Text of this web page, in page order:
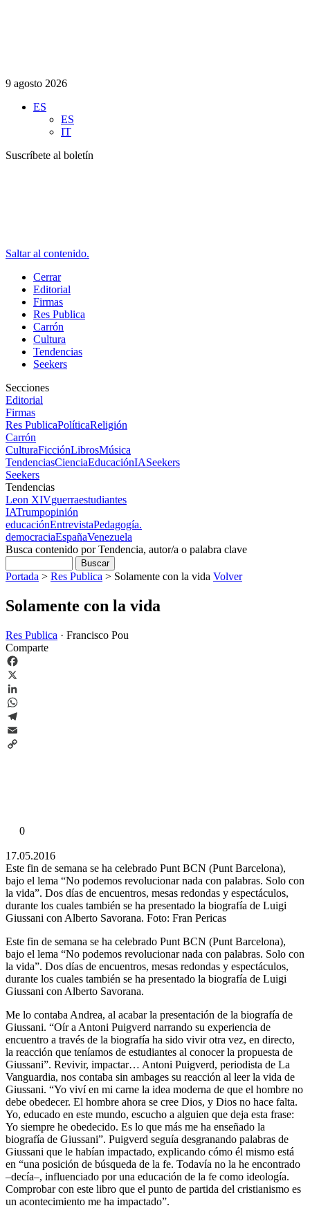
9 agosto 2026
ES
ES
IT
Suscríbete al boletín
Saltar al contenido.
Cerrar
Editorial
Firmas
Res Publica
Carrón
Cultura
Tendencias
Seekers
Secciones
Editorial
Firmas
Res PublicaPolíticaReligión
Carrón
CulturaFicciónLibrosMúsica
TendenciasCienciaEducaciónIASeekers
Seekers
Tendencias
Leon XIVguerraestudiantes
IATrumpopinión
educaciónEntrevistaPedagogía.
democraciaEspañaVenezuela
Busca contenido por Tendencia, autor/a o palabra clave
Portada > Res Publica > Solamente con la vida Volver
Solamente con la vida
Res Publica · Francisco Pou
Comparte
Facebook
X
LinkedIn
WhatsApp
Telegram
Email
0
17.05.2016
Este fin de semana se ha celebrado Punt BCN (Punt Barcelona),
bajo el lema “No podemos revolucionar nada con palabras. Solo con
la vida”. Dos días de encuentros, mesas redondas y espectáculos,
durante los cuales también se ha presentado la biografía de Luigi
Giussani con Alberto Savorana. Foto: Fran Pericas
Este fin de semana se ha celebrado Punt BCN (Punt Barcelona),
bajo el lema “No podemos revolucionar nada con palabras. Solo con
la vida”. Dos días de encuentros, mesas redondas y espectáculos,
durante los cuales también se ha presentado la biografía de Luigi
Giussani con Alberto Savorana.
Me lo contaba Andrea, al acabar la presentación de la biografía de
Giussani. “Oír a Antoni Puigverd narrando su experiencia de
encuentro a través de la biografía ha sido vivir otra vez, en directo,
la reacción que teníamos de estudiantes al conocer la propuesta de
Giussani”. Revivir, impactar… Antoni Puigverd, periodista de La
Vanguardia, nos contaba sin ambages su reacción al leer la vida de
Giussani. “Yo viví en mi carne la idea moderna de que el hombre no
debe obedecer. El hombre ahora se cree Dios, y Dios no hace falta.
Yo, educado en este mundo, escucho a alguien que deja esta frase:
Yo siempre he obedecido. Es lo que más me ha enseñado la
biografía de Giussani”. Puigverd seguía desgranando palabras de
Giussani que le habían impactado, explicando cómo él mismo está
en “una posición de búsqueda de la fe. Todavía no la he encontrado
–decía–, influenciado por una educación de la fe como ideología.
Comprobar con este libro que el punto de partida del cristianismo es
un acontecimiento me ha impactado”.